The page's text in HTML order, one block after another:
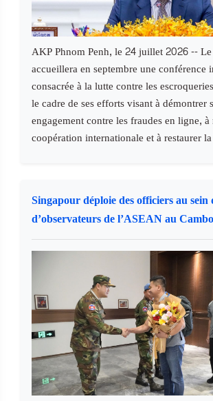
AKP Phnom Penh, le 24 juillet 2026 --
accueillera en septembre une conférence
consacrée à la lutte contre les
le cadre de ses efforts visant à démontrer
engagement contre les fraudes en ligne,
coopération internationale et à restaurer
Singapour déploie des officiers au sein
d’observateurs de l’ASEAN au